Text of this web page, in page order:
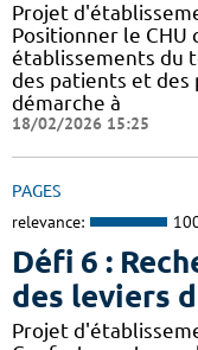
Projet
Positionner le CHU
établissements du
des patients et des
démarche à
18/02/2026 15:25
PAGES
relevance:
Défi 6 :
des leviers
Projet